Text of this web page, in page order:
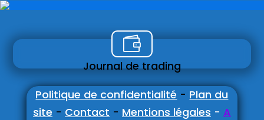

Journal de trading
Politique de confidentialité - Plan du
site - Contact - Mentions légales - A